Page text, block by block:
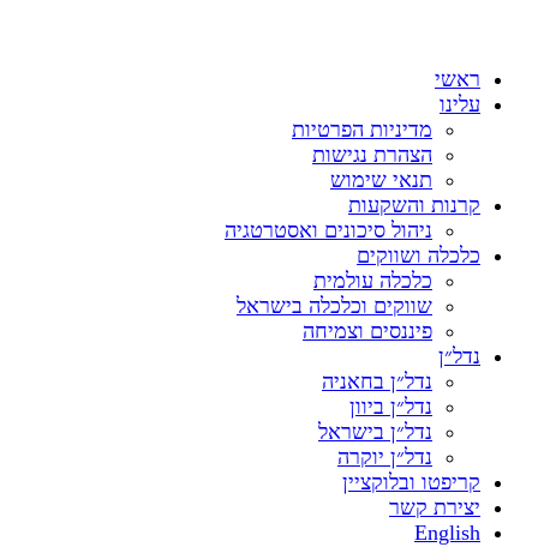
ראשי
עלינו
מדיניות הפרטיות
הצהרת נגישות
תנאי שימוש
קרנות והשקעות
ניהול סיכונים ואסטרטגיה
כלכלה ושווקים
כלכלה עולמית
שווקים וכלכלה בישראל
פיננסים וצמיחה
נדל״ן
נדל״ן בחאניה
נדל״ן ביוון
נדל״ן בישראל
נדל״ן יוקרה
קריפטו ובלוקציין
יצירת קשר
English